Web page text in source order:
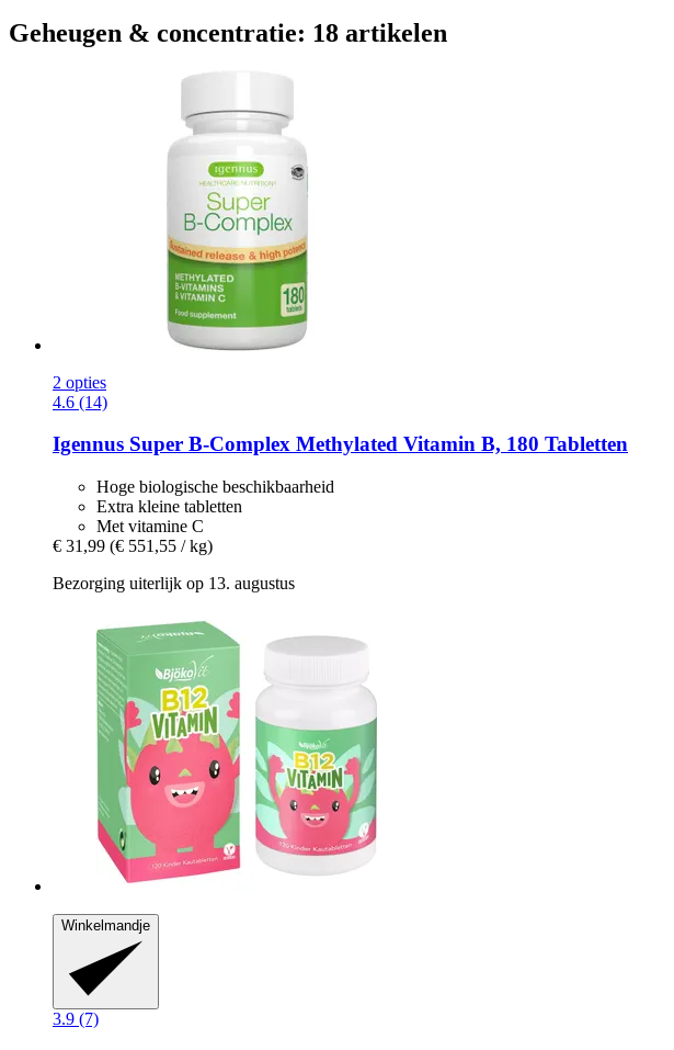
Geheugen & concentratie: 18 artikelen
2 opties
4.6 (14)
Igennus Super B-​Complex Methylated Vitamin B, 180 Tabletten
Hoge biologische beschikbaarheid
Extra kleine tabletten
Met vitamine C
€ 31,99 (€ 551,55 / kg)
Bezorging uiterlijk op 13. augustus
Winkelmandje
3.9 (7)